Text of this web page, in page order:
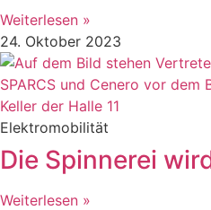
Weiterlesen »
24. Oktober 2023
Elektromobilität
Die Spinnerei
Weiterlesen »